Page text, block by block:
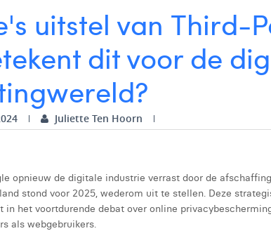
uitstel van Third-
dit voor de
Juliette Ten Hoorn
opnieuw de digitale industrie verrast door de
stond voor 2025, wederom uit te stellen. Deze
in het voortdurende debat over online
als webgebruikers.